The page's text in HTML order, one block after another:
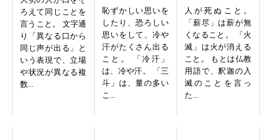
ろえて同じことを
言うこと。 文字通
り「異なる口から
同じ声が出る」と
いう表現で、立場
や状況が異なる複
数...
恥ずかしい思いを
したり、恐ろしい
思いをして、冷や
汗がたくさん出る
こと。 「冷汗」
は、冷や汗。 「三
斗」は、量の多い
こ...
人が死ぬこと。
「薪尽」は薪が無
くなること。 「火
滅」は火が消える
こと。 もとは仏教
用語で、釈迦の入
滅のことを言っ
た...